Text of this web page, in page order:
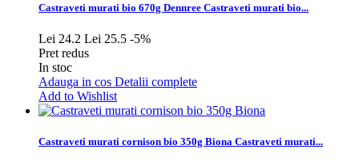
Castraveti murati bio 670g Dennree Castraveti murati bio...
Lei 24.2 Lei 25.5 -5%
Pret redus
In stoc
Adauga in cos Detalii complete
Add to Wishlist
Castraveti murati cornison bio 350g Biona Castraveti murati...